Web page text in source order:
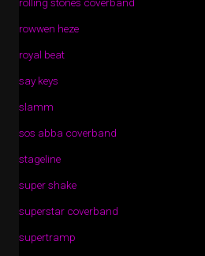
rowwen heze
royal beat
say keys
slamm
sos abba coverband
stageline
super shake
superstar coverband
supertramp